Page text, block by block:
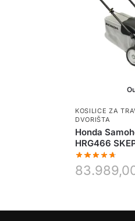
KOSILICE ZA
DVORIŠTA
Honda
HRG466